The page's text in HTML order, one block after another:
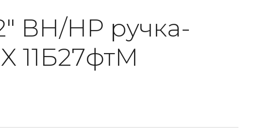
ВН/НР ручка-
11Б27фтМ